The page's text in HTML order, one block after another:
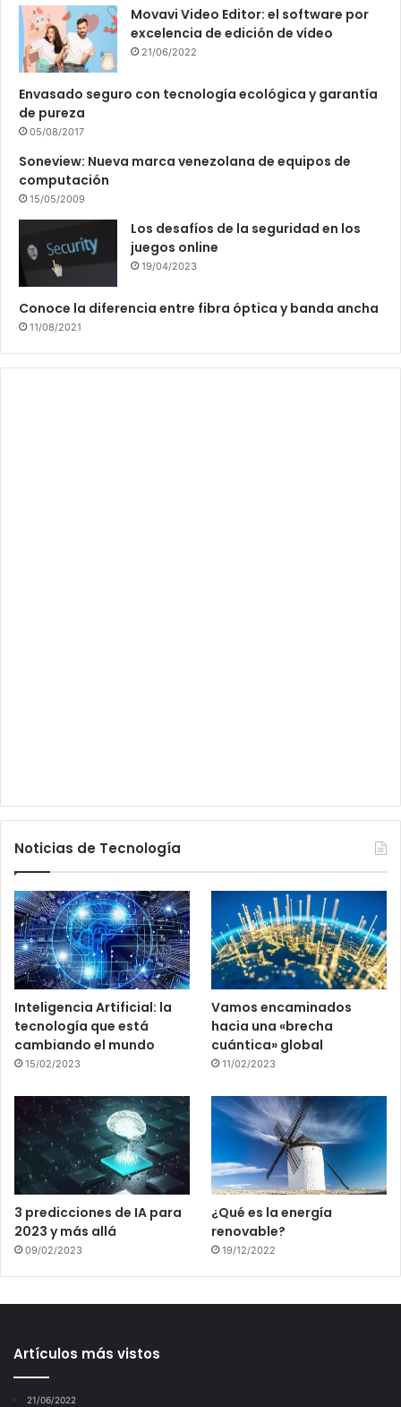
Movavi Video Editor: el software por
excelencia de edición de vídeo
21/06/2022
Envasado seguro con tecnología ecológica y garantía
de pureza
05/08/2017
Soneview: Nueva marca venezolana de equipos de
computación
15/05/2009
Los desafíos de la seguridad en los
juegos online
19/04/2023
Conoce la diferencia entre fibra óptica y banda ancha
11/08/2021
Noticias de Tecnología
Inteligencia Artificial: la
tecnología que está
cambiando el mundo
15/02/2023
Vamos encaminados
hacia una «brecha
cuántica» global
11/02/2023
3 predicciones de IA para
2023 y más allá
09/02/2023
¿Qué es la energía
renovable?
19/12/2022
Artículos más vistos
21/06/2022